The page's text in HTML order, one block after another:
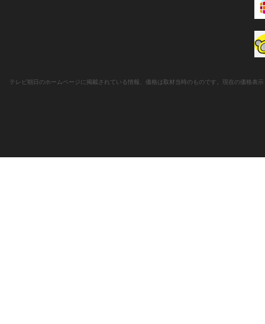
テレビ朝日のホームページに掲載されている情報、価格は取材当時のものです。現在の価格表